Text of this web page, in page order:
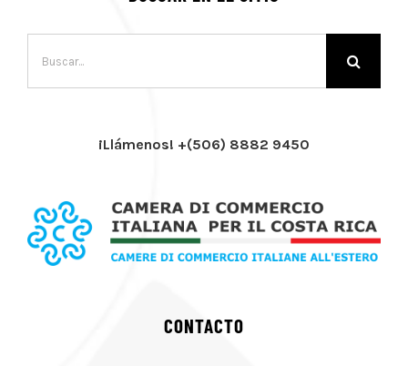
¡Llámenos! +(506) 8882 9450
CONTACTO